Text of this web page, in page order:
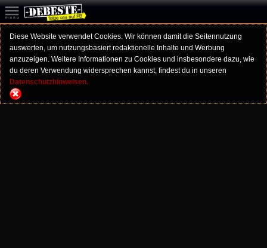
Diese Website verwendet Cookies. Wir können damit die Seitennutzung
auswerten, um nutzungsbasiert redaktionelle Inhalte und Werbung
anzuzeigen. Weitere Informationen zu Cookies und insbesondere dazu, wie
du deren Verwendung widersprechen kannst, findest du in unseren
Datenschutzhinweisen.